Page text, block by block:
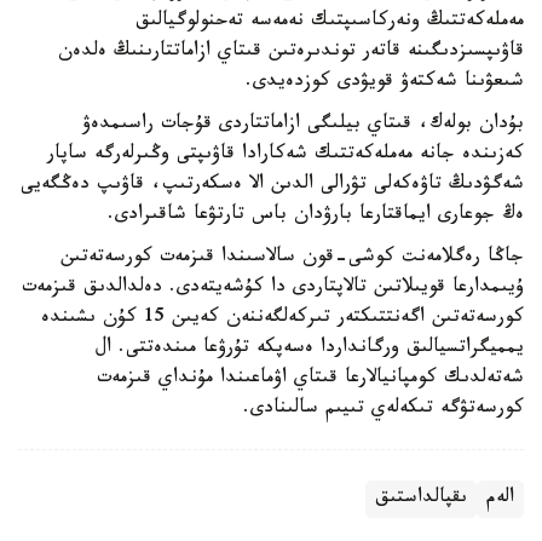
مەملەكەتتىڭ ونەركاسىپتىك نەمەسە تەحنولوگيالىق
قاۋىپسىزدىگىنە قاتەر توندىرەتىن قىتاي ازاماتتارىنىڭ ەلدەن
شىعۋىنا شەكتەۋ قويۋدى كوزدەيدى.
بۇدان بولەك، قىتاي بيلىگى ازاماتتاردى قۇجات راسىمدەۋ
كەزىندە جانە مەملەكەتتىك شەكارادا قاۋىپتى وڭىرلەرگە ساپار
شەگۋدىڭ تاۋەكەلى تۋرالى الدىن الا ەسكەرتىپ، قاۋىپ دەڭگەيى
ەڭ جوعارى ايماقتارعا بارۋدان باس تارتۋعا شاقىرادى.
جاڭا رەگلامەنت كوشى-قون سالاسىندا قىزمەت كورسەتەتىن
ۇيىمدارعا قويىلاتىن تالاپتاردى دا كۇشەيتەدى. دەلدالدىق قىزمەت
كورسەتەتىن اگەنتتىكتەر تىركەلگەننەن كەيىن 15 كۇن ىشىندە
يمميگراتسيالىق ورگانداردا ەسەپكە تۇرۋعا مىندەتتى. ال
شەتەلدىك كومپانيالارعا قىتاي اۋماعىندا مۇنداي قىزمەت
كورسەتۋگە تىكەلەي تىيىم سالىنادى.
الەم ىقپالداستىق